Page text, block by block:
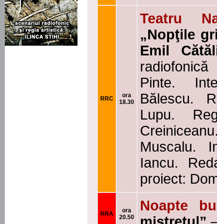
RRC
ora
18.30
Teatru
„Nopţile
Emil
Pinte.
Bălescu.
Lupu.
Muscalu.
Iancu.
proiect:
RRA
ora
20.50
Noapte